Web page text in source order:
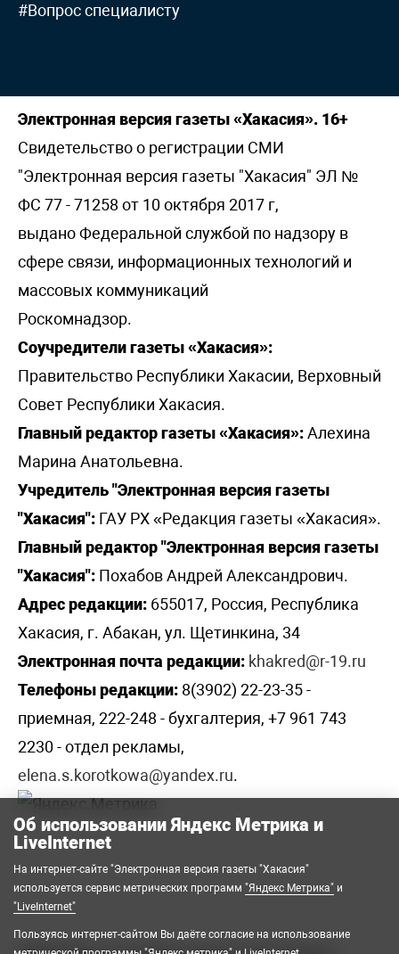
#Вопрос специалисту
Электронная версия газеты «Хакасия». 16+
Свидетельство о регистрации СМИ
"Электронная версия газеты "Хакасия" ЭЛ №
ФС 77 - 71258 от 10 октября 2017 г,
выдано Федеральной службой по надзору в
сфере связи, информационных технологий и
массовых коммуникаций
Роскомнадзор.
Соучредители газеты «Хакасия»:
Правительство Республики Хакасии, Верховный
Совет Республики Хакасия.
Главный редактор газеты «Хакасия»:Алехина
Марина Анатольевна.
Учредитель "Электронная версия газеты
"Хакасия": ГАУ РХ «Редакция газеты «Хакасия».
Главный редактор "Электронная версия газеты
"Хакасия": Похабов Андрей Александрович.
Адрес редакции: 655017, Россия, Республика
Хакасия, г. Абакан, ул. Щетинкина, 34
Электронная почта редакции: khakred@r-19.ru
Телефоны редакции: 8(3902) 22-23-35 -
приемная, 222-248 - бухгалтерия, +7 961 743
2230 - отдел рекламы,
elena.s.korotkowa@yandex.ru.
Об использовании Яндекс Метрика и
LiveInternet
На интернет-сайте "Электронная версия газеты "Хакасия"
используется сервис метрических программ "Яндекс Метрика" и
"LiveInternet"
Пользуясь интернет-сайтом Вы даёте согласие на использование